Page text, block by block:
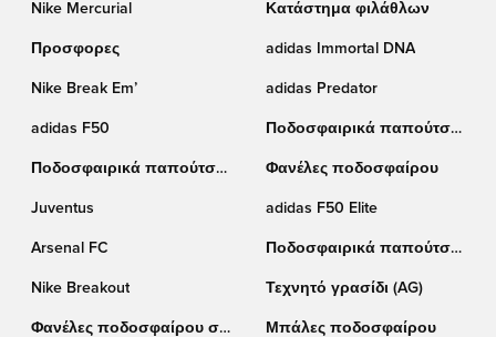
Nike Mercurial Κατάστημα φιλάθλων
Προσφορες adidas Immortal DNA
Nike Break Em’ adidas Predator
adidas F50
Ποδοσφαιρικά παπούτσια
Ποδοσφαιρικά παπούτσια
Φανέλες ποδοσφαίρου
Juventus adidas F50 Elite
Arsenal FC
Ποδοσφαιρικά παπούτσια
Nike Breakout
Τεχνητό γρασίδι (AG)
Φανέλες ποδοσφαίρου σε
Μπάλες ποδοσφαίρου